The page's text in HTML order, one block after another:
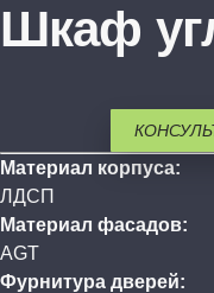
Шкаф
Материал корпуса:
ЛДСП
Материал фасадов:
AGT
Фурнитура дверей: